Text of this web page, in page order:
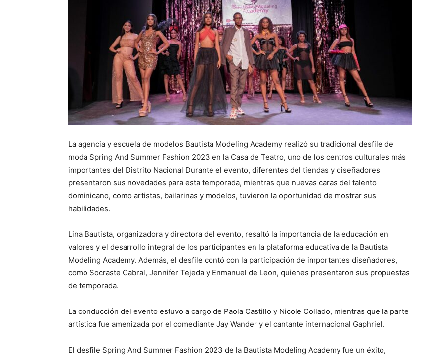
La agencia y escuela de modelos Bautista Modeling Academy realizó su tradicional desfile de
moda Spring And Summer Fashion 2023 en la Casa de Teatro, uno de los centros culturales más
importantes del Distrito Nacional Durante el evento, diferentes del tiendas y diseñadores
presentaron sus novedades para esta temporada, mientras que nuevas caras del talento
dominicano, como artistas, bailarinas y modelos, tuvieron la oportunidad de mostrar sus
habilidades.
Lina Bautista, organizadora y directora del evento, resaltó la importancia de la educación en
valores y el desarrollo integral de los participantes en la plataforma educativa de la Bautista
Modeling Academy. Además, el desfile contó con la participación de importantes diseñadores,
como Socraste Cabral, Jennifer Tejeda y Enmanuel de Leon, quienes presentaron sus propuestas
de temporada.
La conducción del evento estuvo a cargo de Paola Castillo y Nicole Collado, mientras que la parte
artística fue amenizada por el comediante Jay Wander y el cantante internacional Gaphriel.
El desfile Spring And Summer Fashion 2023 de la Bautista Modeling Academy fue un éxito,